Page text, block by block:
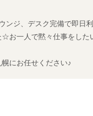
ンジ、デスク完備で即日
お一人で黙々仕事をした
にお任せください♪